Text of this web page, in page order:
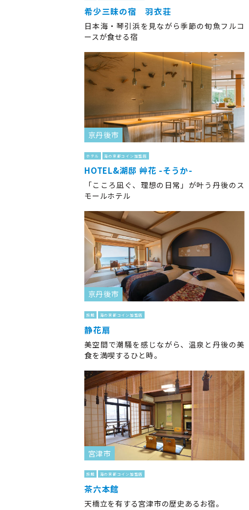
希少三昧の宿 羽衣荘
日本海・琴引浜を見ながら季節の旬魚フルコ
ースが食せる宿
京丹後市
ホテル 海の京都コイン加盟店
HOTEL&湖邸 艸花 -そうか-
「こころ凪ぐ、理想の日常」が叶う丹後のス
モールホテル
京丹後市
旅館 海の京都コイン加盟店
静花扇
美空間で潮騒を感じながら、温泉と丹後の美
食を満喫するひと時。
宮津市
旅館 海の京都コイン加盟店
茶六本館
天橋立を有する宮津市の歴史あるお宿。